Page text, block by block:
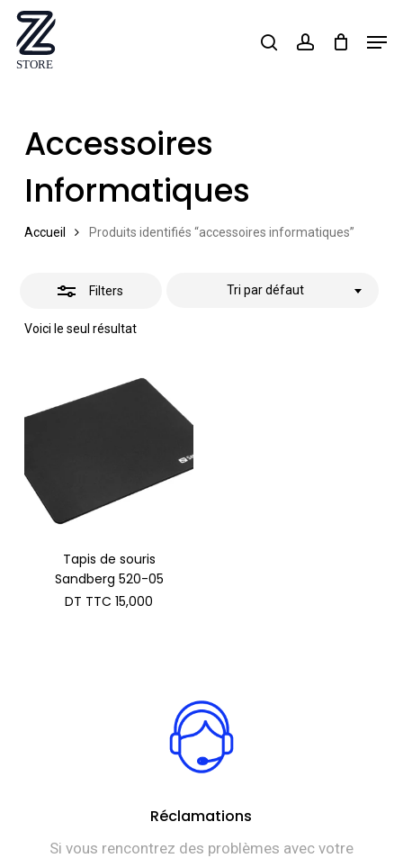
Skip
main
searchaccount
Accessoires
Informatiques
Accueil Produits identifiés “accessoires informatiques”
Filters
Voici le seul résultat
Tri par défaut
Close
Tapis de souris
Sandberg 520-05
DT TTC 15,000
Réclamations
Si vous rencontrez des problèmes avec votre